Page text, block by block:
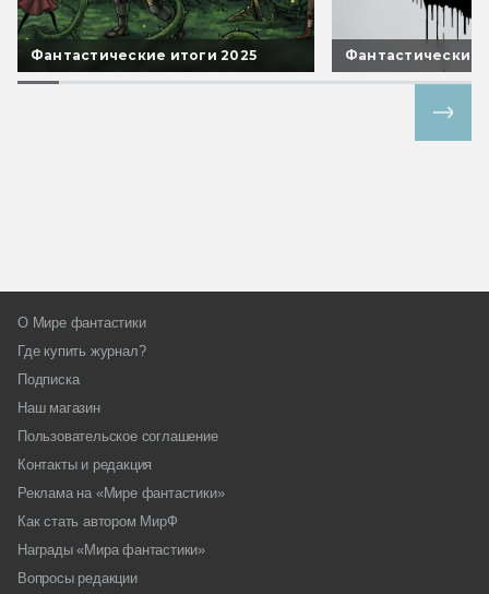
Фантастические итоги 2025 Фантастические
О Мире фантастики
Где купить журнал?
Подписка
Наш магазин
Пользовательское соглашение
Контакты и редакция
Реклама на «Мире фантастики»
Как стать автором МирФ
Награды «Мира фантастики»
Вопросы редакции